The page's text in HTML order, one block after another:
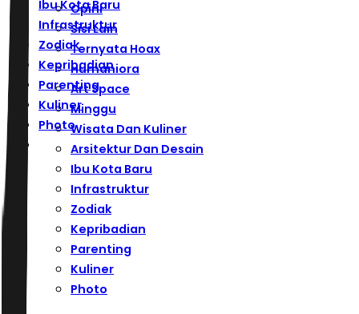
Ibu Kota Baru
Infrastruktur
Zodiak
Kepribadian
Parenting
Kuliner
Photo
Opini
Sisi Lain
Ternyata Hoax
Humaniora
Art Space
Minggu
Wisata Dan Kuliner
Arsitektur Dan Desain
Ibu Kota Baru
Infrastruktur
Zodiak
Kepribadian
Parenting
Kuliner
Photo